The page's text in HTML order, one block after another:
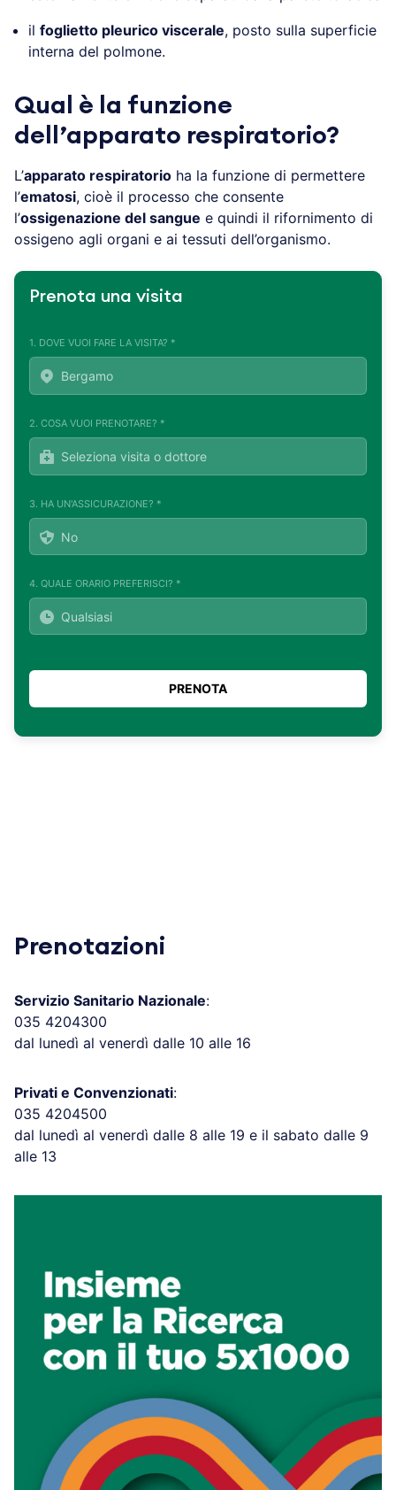
il foglietto pleurico viscerale, posto sulla superficie
interna del polmone.
Qual è la funzione
dell’apparato respiratorio?
L’apparato respiratorio ha la funzione di permettere
l’ematosi, cioè il processo che consente
l’ossigenazione del sangue e quindi il rifornimento di
ossigeno agli organi e ai tessuti dell’organismo.
Prenota una visita
1. DOVE VUOI FARE LA VISITA? *
2. COSA VUOI PRENOTARE? *
3. HA UN'ASSICURAZIONE? *
4. QUALE ORARIO PREFERISCI? *
Prenotazioni
Servizio Sanitario Nazionale:
035 4204300
dal lunedì al venerdì dalle 10 alle 16
Privati e Convenzionati:
035 4204500
dal lunedì al venerdì dalle 8 alle 19 e il sabato dalle 9
alle 13